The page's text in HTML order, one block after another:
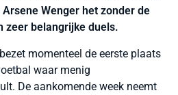
Wenger het zonder de
zeer belangrijke duels.
momenteel de eerste plaats
waar menig
De aankomende week neemt